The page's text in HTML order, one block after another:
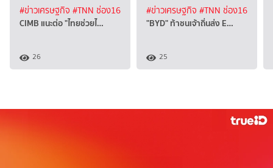
#ข่าวเศรษฐกิจ #TNN ช่อง16
CIMB แนะต่อ "ไทยช่วยไ…
26
#ข่าวเศรษฐกิจ #TNN ช่อง16
"BYD" ท้าชนเจ้าถิ่นส่ง E…
25